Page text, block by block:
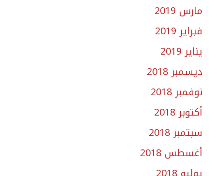
مارس 2019
فبراير 2019
يناير 2019
ديسمبر 2018
نوفمبر 2018
أكتوبر 2018
سبتمبر 2018
أغسطس 2018